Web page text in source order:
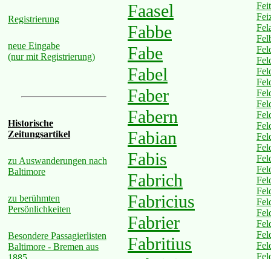
Registrierung
neue Eingabe
(nur mit Registrierung)
Historische
Zeitungsartikel
zu Auswanderungen nach
Baltimore
zu berühmten
Persönlichkeiten
Besondere Passagierlisten
Baltimore - Bremen aus
Faasel
Fabbe
Fabe
Fabel
Faber
Fabern
Fabian
Fabis
Fabrich
Fabricius
Fabrier
Fabritius